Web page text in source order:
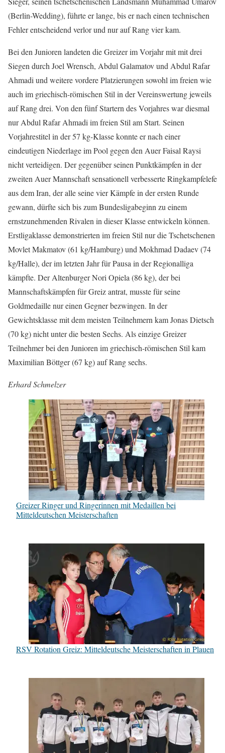
(Berlin-Wedding), führte er lange, bis er nach einen technischen
Fehler entscheidend verlor und nur auf Rang vier kam.
Bei den Junioren landeten die Greizer im Vorjahr mit mit drei
Siegen durch Joel Wrensch, Abdul Galamatov und Abdul Rafar
Ahmadi und weitere vordere Platzierungen sowohl im freien wie
auch im griechisch-römischen Stil in der Vereinswertung jeweils
auf Rang drei. Von den fünf Startern des Vorjahres war diesmal
nur Abdul Rafar Ahmadi im freien Stil am Start. Seinen
Vorjahrestitel in der 57 kg-Klasse konnte er nach einer
eindeutigen Niederlage im Pool gegen den Auer Faisal Raysi
nicht verteidigen. Der gegenüber seinen Punktkämpfen in der
zweiten Auer Mannschaft sensationell verbesserte Ringkampfelefe
aus dem Iran, der alle seine vier Kämpfe in der ersten Runde
gewann, dürfte sich bis zum Bundesligabeginn zu einem
ernstzunehmenden Rivalen in dieser Klasse entwickeln können.
Erstligaklasse demonstrierten im freien Stil nur die Tschetschenen
Movlet Makmatov (61 kg/Hamburg) und Mokhmad Dadaev (74
kg/Halle), der im letzten Jahr für Pausa in der Regionalliga
kämpfte. Der Altenburger Nori Opiela (86 kg), der bei
Mannschaftskämpfen für Greiz antrat, musste für seine
Goldmedaille nur einen Gegner bezwingen. In der
Gewichtsklasse mit dem meisten Teilnehmern kam Jonas Dietsch
(70 kg) nicht unter die besten Sechs. Als einzige Greizer
Teilnehmer bei den Junioren im griechisch-römischen Stil kam
Maximilian Böttger (67 kg) auf Rang sechs.
Erhard Schmelzer
Greizer Ringer und Ringerinnen mit Medaillen bei
Mitteldeutschen Meisterschaften
RSV Rotation Greiz: Mitteldeutsche Meisterschaften in Plauen